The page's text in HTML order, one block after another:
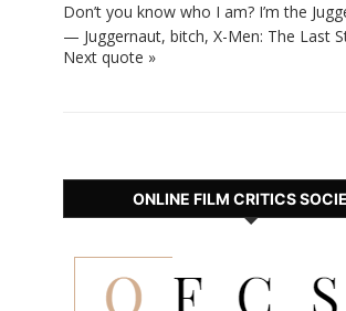
Don’t you know who I am? I’m the
— Juggernaut, bitch, X-Men: The Last
Next quote »
ONLINE FILM CRITICS